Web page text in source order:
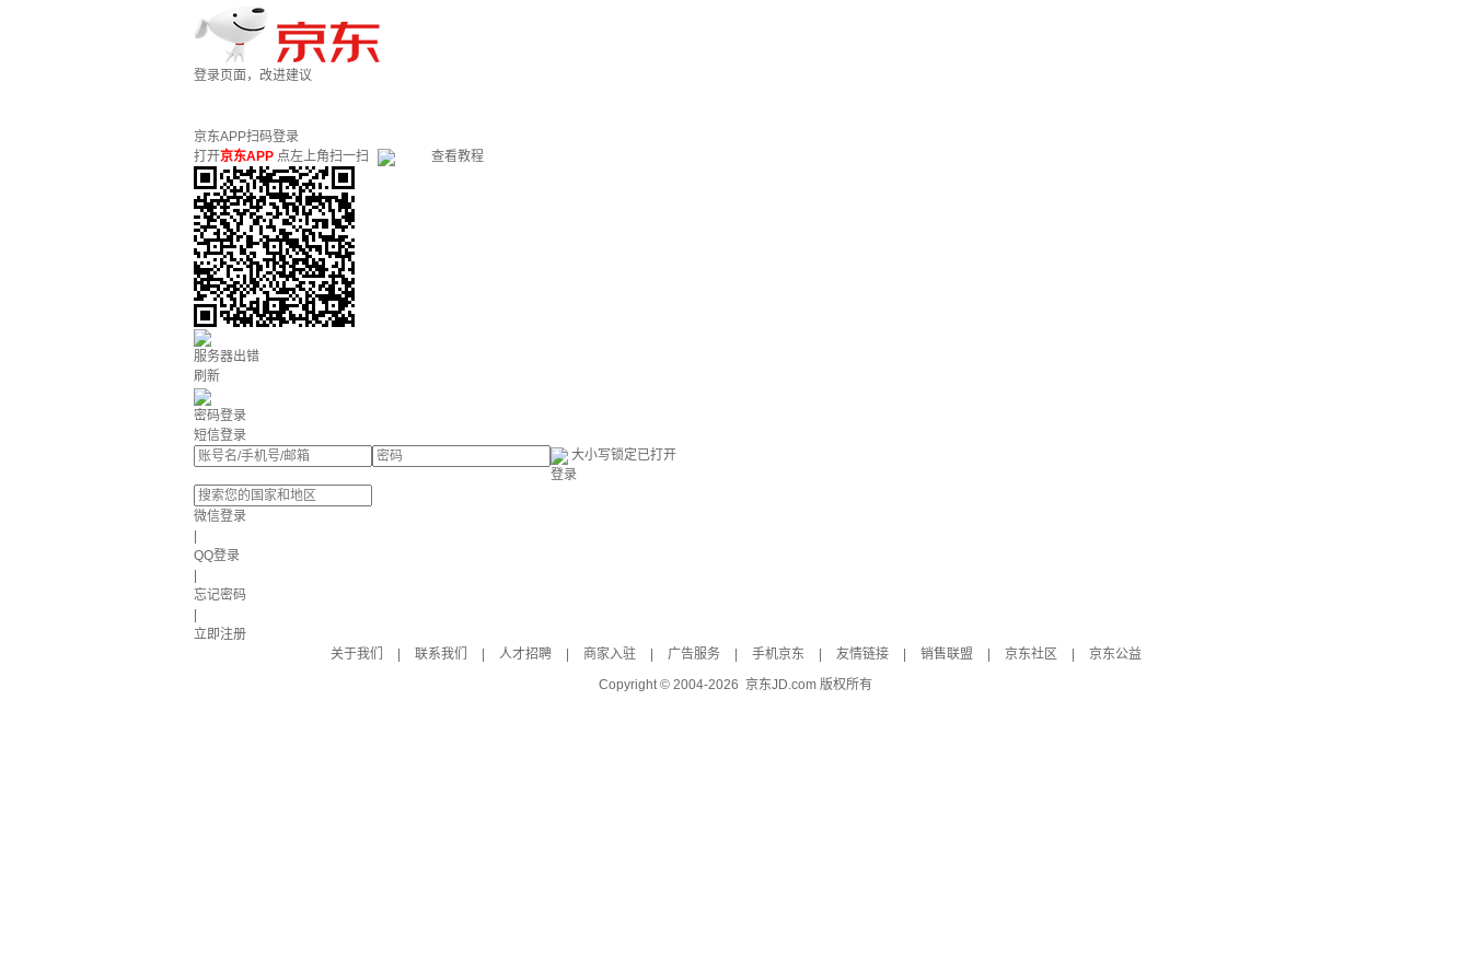
登录页面，改进建议
京东APP扫码登录
打开京东APP 点左上角扫一扫 查看教程
服务器出错
刷新
密码登录
短信登录
大小写锁定已打开
登录
微信登录
QQ登录
忘记密码
立即注册
关于我们
联系我们 人才招聘 商家入驻 广告服务 手机京东 友情链接 销售联盟 京东社区
京东公益
Copyright © 2004-2026 京东JD.com 版权所有